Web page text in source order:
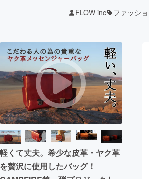
ジェクト
ロジェク
アート・写真
テクノロジー・ガジェット
映像・映画
ビジネス・起業
まちづくり・地域活性化
FLOW inc ファッシ
軽くて丈夫。希少な皮革・ヤク革
を贅沢に使用したバッグ！